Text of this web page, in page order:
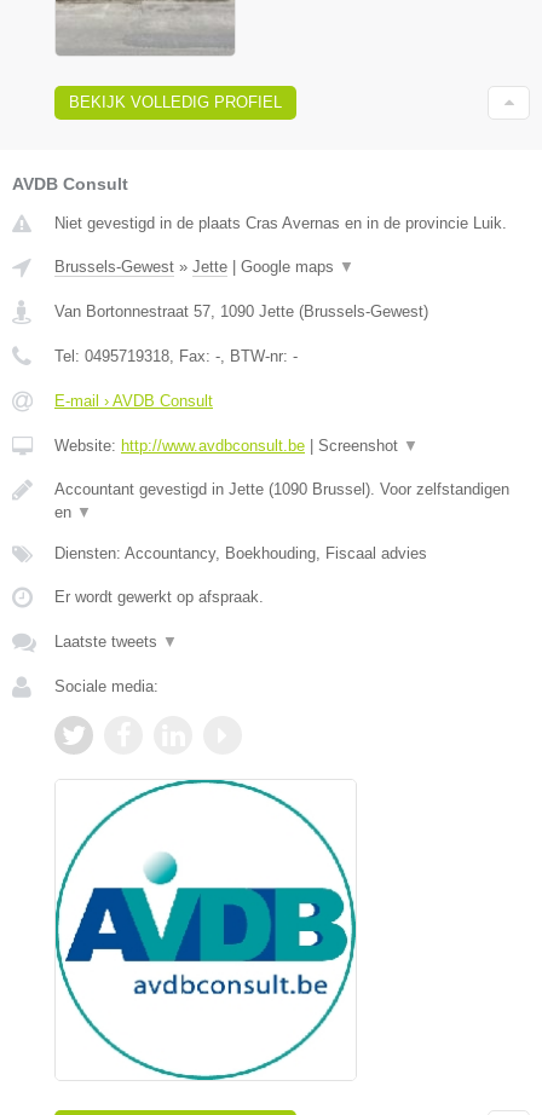
BEKIJK VOLLEDIG PROFIEL
AVDB Consult
Niet gevestigd in de plaats Cras Avernas en in de provincie Luik.
Brussels-Gewest » Jette | Google maps ▼
Van Bortonnestraat 57 1090 Jette (Brussels-Gewest)
Tel: 0495719318 , Fax: - , BTW-nr: -
E-mail › AVDB Consult
Website: http://www.avdbconsult.be | Screenshot ▼
Accountant gevestigd in Jette (1090 Brussel). Voor zelfstandigen
en ▼
Diensten: Accountancy, Boekhouding, Fiscaal advies
Er wordt gewerkt op afspraak.
Laatste tweets ▼
Sociale media: